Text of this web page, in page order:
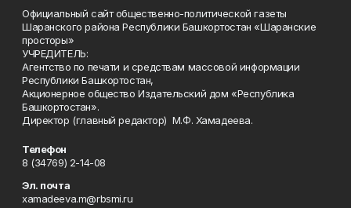
Официальный сайт общественно-политической газеты
Шаранского района Республики Башкортостан «Шаранские
просторы»
УЧРЕДИТЕЛЬ:
Агентство по печати и средствам массовой информации
Республики Башкортостан,
Акционерное общество Издательский дом «Республика
Башкортостан».
Директор (главный редактор) М.Ф. Хамадеева.
Телефон
8 (34769) 2-14-08
Эл. почта
xamadeeva.m@rbsmi.ru